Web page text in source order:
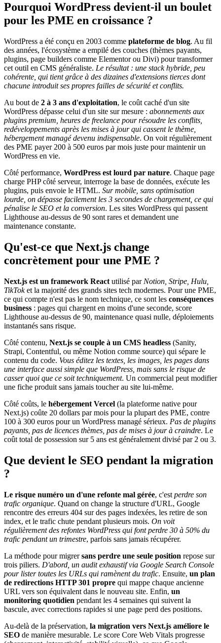
Pourquoi WordPress devient-il un boulet
pour les PME en croissance ?
WordPress a été conçu en 2003 comme plateforme de blog. Au fil
des années, l'écosystème a empilé des couches (thèmes payants,
plugins, page builders comme Elementor ou Divi) pour transformer
cet outil en CMS généraliste. Le résultat : une stack hybride, peu
cohérente, qui tient grâce à des dizaines d'extensions tierces dont
chacune introduit ses propres failles de sécurité et conflits.
Au bout de 2 à 3 ans d'exploitation, le coût caché d'un site
WordPress dépasse celui d'un site sur mesure : abonnements aux
plugins premium, heures de freelance pour résoudre les conflits,
redéveloppements après les mises à jour qui cassent le thème,
hébergement managé devenu indispensable. On voit régulièrement
des PME payer 200 à 500 euros par mois juste pour maintenir un
WordPress en vie.
Côté performance, WordPress est lourd par nature. Chaque page
charge PHP côté serveur, interroge la base de données, exécute les
plugins, puis envoie le HTML. Sur mobile, sans optimisation
lourde, on dépasse facilement les 3 secondes de chargement, ce qui
pénalise le SEO et la conversion. Les sites WordPress qui passent
Lighthouse au-dessus de 90 sont rares et demandent une
maintenance constante.
Qu'est-ce que Next.js change
concrètement pour une PME ?
Next.js est un framework React utilisé par Notion, Stripe, Hulu,
TikToket la majorité des grands sites tech modernes. Pour une PME,
ce qui compte n'est pas le nom technique, ce sont les conséquences
business : pages qui chargent en moins d'une seconde, score
Lighthouse au-dessus de 90, maintenance quasi nulle, déploiements
instantanés sans risque.
Côté contenu, Next.js se couple à un CMS headless (Sanity,
Strapi, Contentful, ou même Notion comme source) qui sépare le
contenu du code. Vous éditez les textes, les images, les pages dans
une interface aussi simple que WordPress, mais sans le risque de
casser quoi que ce soit techniquement. Un commercial peut modifier
une fiche produit sans jamais toucher au site lui-même.
Côté coûts, le hébergement Vercel (la plateforme native pour
Next.js) coûte 20 dollars par mois pour la plupart des PME, contre
100 à 300 euros pour un WordPress managé sérieux. Pas de plugins
payants, pas de licences thèmes, pas de mises à jour à craindre. Le
coût total de possession sur 5 ans est généralement divisé par 2 ou 3.
Que devient le SEO pendant la migration
?
Le risque numéro un d'une refonte mal gérée, c'est perdre son
trafic organique. Quand on change la structure d'URL, Google
rencontre des erreurs 404 sur des pages indexées, les retire de son
index, et le trafic chute pendant plusieurs mois. On voit
régulièrement des refontes WordPress qui font perdre 30 à 50% du
trafic pendant un trimestre, parfois sans jamais récupérer.
La méthode pour migrersans perdre une seule position repose sur
trois piliers. D'abord, un audit exhaustif via Google Search Console
pour lister toutes les URLs qui ramènent du trafic. Ensuite, un plan
de redirections HTTP 301 propre qui mappe chaque ancienne
URL vers son équivalent dans le nouveau site. Enfin, un
monitoring quotidien pendant les 4 semaines qui suivent la
bascule, avec corrections rapides si une page perd des positions.
Au-delà de la préservation, la migration vers Next.js améliore le
SEO de manière mesurable. Le score Core Web Vitals progresse